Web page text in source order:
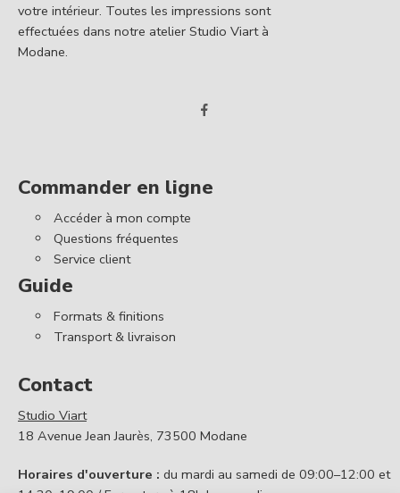
votre intérieur. Toutes les impressions sont
effectuées dans notre atelier Studio Viart à
Modane.
Commander en ligne
Accéder à mon compte
Questions fréquentes
Service client
Guide
Formats & finitions
Transport & livraison
Contact
Studio Viart
18 Avenue Jean Jaurès, 73500 Modane
Horaires d'ouverture : du mardi au samedi de 09:00–12:00 et